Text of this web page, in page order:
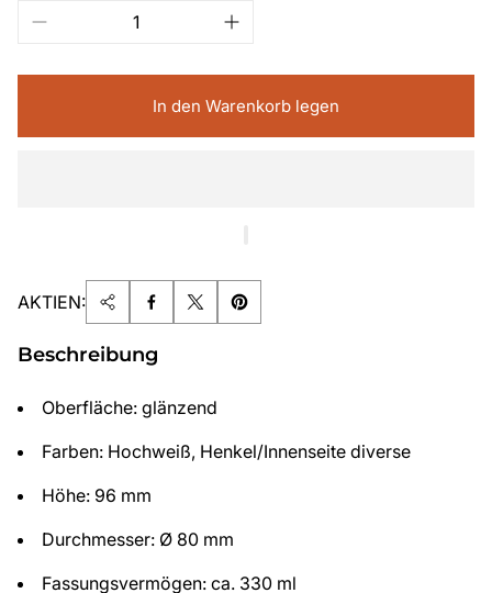
In den Warenkorb legen
AKTIEN:
Beschreibung
Oberfläche: glänzend
Farben: Hochweiß, Henkel/Innenseite diverse
Höhe: 96 mm
Durchmesser: Ø 80 mm
Fassungsvermögen: ca. 330 ml